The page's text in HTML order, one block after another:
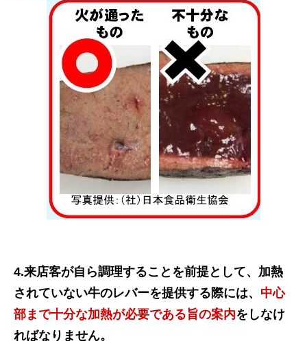
4.来店客が自ら調理することを前提として、加熱
されていない牛のレバーを提供する際には、 中心
部まで十分な加熱が必要である旨の案内をしなけ
ればなりません。